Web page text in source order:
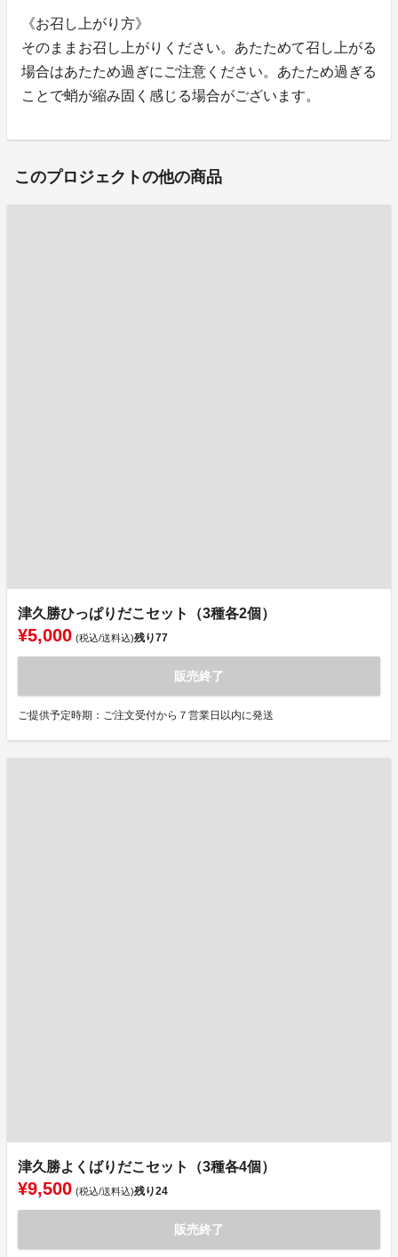
《お召し上がり方》
そのままお召し上がりください。あたためて召し上がる
場合はあたため過ぎにご注意ください。あたため過ぎる
ことで蛸が縮み固く感じる場合がございます。
このプロジェクトの他の商品
津久勝ひっぱりだこセット（3種各2個）
¥5,000 (税込/送料込)残り77
販売終了
ご提供予定時期：ご注文受付から７営業日以内に発送
津久勝よくばりだこセット（3種各4個）
¥9,500 (税込/送料込)残り24
販売終了